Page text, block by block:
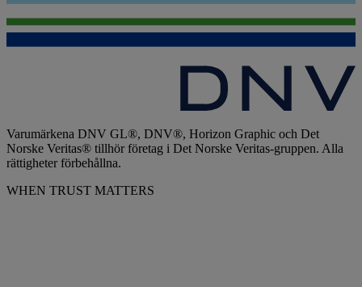
Varumärkena DNV GL®, DNV®, Horizon Graphic och Det
Norske Veritas® tillhör företag i Det Norske Veritas-gruppen. Alla
rättigheter förbehållna.
WHEN TRUST MATTERS